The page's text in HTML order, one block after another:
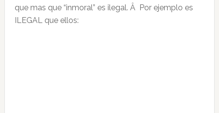
que mas que “inmoral” es ilegal. Â Por ejemplo es
ILEGAL que ellos: